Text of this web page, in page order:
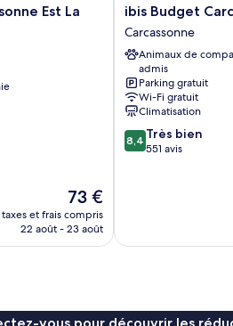
Est La
Le
nouveau
prix
73 €
taxes et frais compris
22 août - 23 août
ibis
Budget
Carcassonne-
La
Cité
Carcassonne
ibis Budget
Carcassonne
Animaux de
admis
Parking gratuit
Wi-Fi gratuit
Climatisation
8.4
sur
8,4 Très bien
551 avis